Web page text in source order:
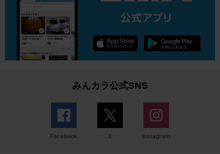
みんカラ公式SNS
Facebook X Instagram